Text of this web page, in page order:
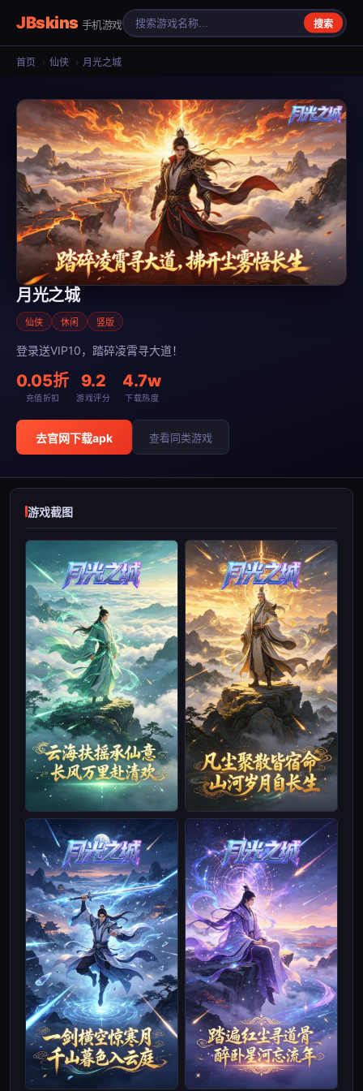
JBskins 手机游戏 搜索
首页 › 仙侠 › 月光之城
月光之城
仙侠 休闲 竖版
登录送VIP10，踏碎凌霄寻大道！
0.05折
充值折扣
9.2
游戏评分
4.7w
下载热度
去官网下载apk 查看同类游戏
游戏截图